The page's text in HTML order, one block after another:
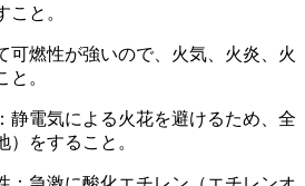
と。
燃性が強いので、火気、火炎、火
。
電気による火花を避けるため、全
をすること。